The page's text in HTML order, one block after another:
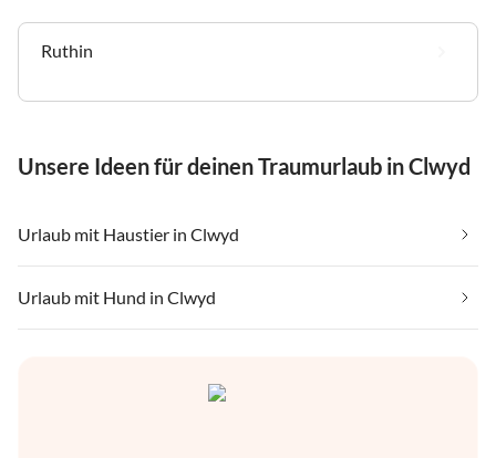
Ruthin
Unsere Ideen für deinen Traumurlaub in Clwyd
Urlaub mit Haustier in Clwyd
Urlaub mit Hund in Clwyd